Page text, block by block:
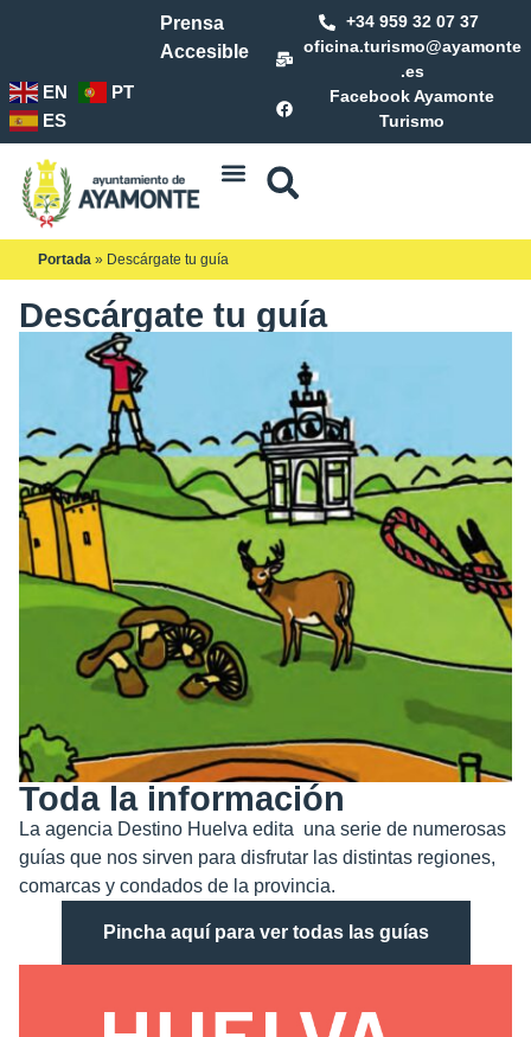
Prensa
Accesible
+34 959 32 07 37
oficina.turismo@ayamonte
.es
Facebook Ayamonte
Turismo
EN
PT
ES
Portada » Descárgate tu guía
Descárgate tu guía
Toda la información
La agencia Destino Huelva edita una serie de numerosas
guías que nos sirven para disfrutar las distintas regiones,
comarcas y condados de la provincia.
Pincha aquí para ver todas las guías